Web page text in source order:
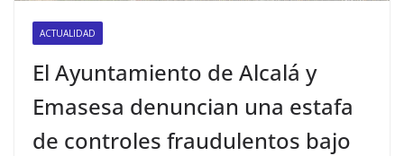
ACTUALIDAD
El Ayuntamiento de Alcalá y
Emasesa denuncian una estafa
de controles fraudulentos bajo